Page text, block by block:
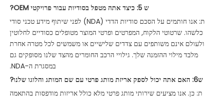
ש 5: כיצד אתה מטפל בסודיות עבור פרויקטי OEM?
ת: אנו חותמים על הסכם סודיות הדדי (NDA) לפני שיתוף מידע טכני סודי
כלשהו. שרטוטי הלקוח, המפרטים ופרטי המוצר מטופלים כסודיים לחלוטין
ולעולם אינם משותפים עם צדדים שלישיים או משמשים לכל מטרה אחרת
מלבד מילוי ההזמנה שלך. גילויי הרכב החומרים מהצד שלנו מסופקים גם
במסגרת ה-NDA.
ש6: האם אתה יכול לספק אריזת מותג פרטי עם שם המותג והלוגו שלנו?
ת: כן. אנו מציעים שירותי מותג פרטי מלא כולל אריזות מודפסות בהתאמה